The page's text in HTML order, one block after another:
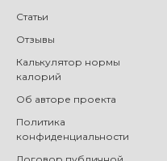
Статьи
Отзывы
Калькулятор нормы
калорий
Об авторе проекта
Политика
конфиденциальности